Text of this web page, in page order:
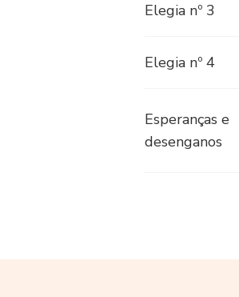
Elegia nº 3
Elegia nº 4
Esperanças e
desenganos